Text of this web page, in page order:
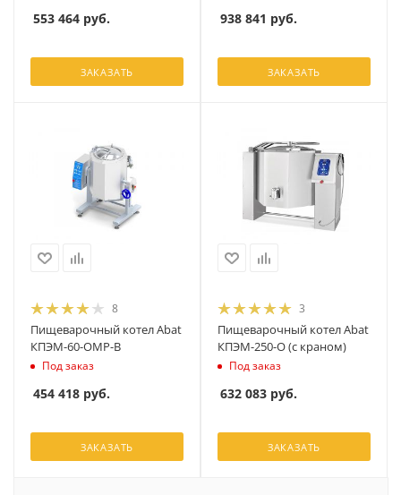
553 464 руб.
ЗАКАЗАТЬ
938 841 руб.
ЗАКАЗАТЬ
8
Пищеварочный котел Abat
КПЭМ-60-ОМР-В
Под заказ
454 418 руб.
ЗАКАЗАТЬ
3
Пищеварочный котел Abat
КПЭМ-250-О (с краном)
Под заказ
632 083 руб.
ЗАКАЗАТЬ